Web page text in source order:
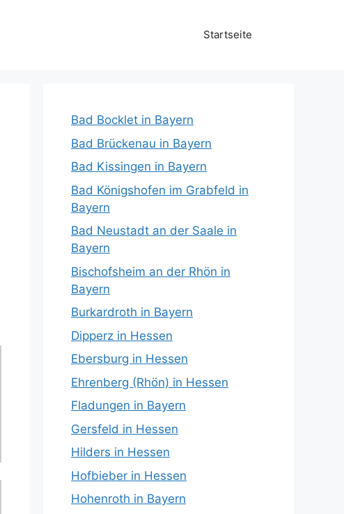
Startseite
Bad Bocklet in Bayern
Bad Brückenau in Bayern
Bad Kissingen in Bayern
Bad Königshofen im Grabfeld in
Bayern
Bad Neustadt an der Saale in
Bayern
Bischofsheim an der Rhön in
Bayern
Burkardroth in Bayern
Dipperz in Hessen
Ebersburg in Hessen
Ehrenberg (Rhön) in Hessen
Fladungen in Bayern
Gersfeld in Hessen
Hilders in Hessen
Hofbieber in Hessen
Hohenroth in Bayern